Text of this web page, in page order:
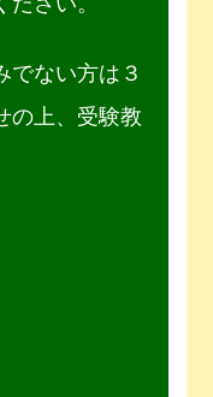
でない方は３
の上、受験教